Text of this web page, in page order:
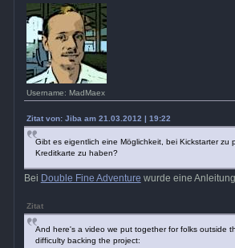
Username: MadMaex
Zitat von: Jiba am 21.03.2012 | 19:22
Gibt es eigentlich eine Möglichkeit, bei Kickstarter zu
Kreditkarte zu haben?
Bei Double Fine Adventure wurde eine
Zitat
And here's a video we put together for folks outside
difficulty backing the project: